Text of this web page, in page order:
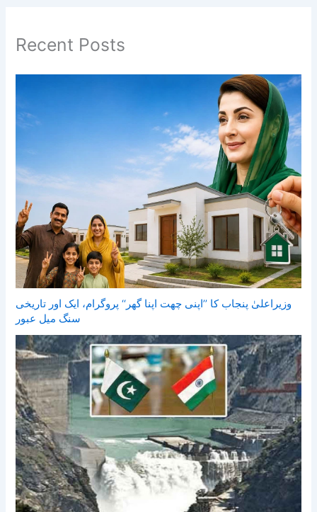
Recent Posts
وزیراعلیٰ پنجاب کا ’’اپنی چھت اپنا گھر‘‘ پروگرام، ایک اور تاریخی
سنگ میل عبور